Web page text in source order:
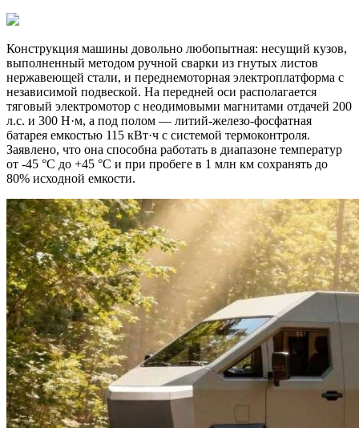
Конструкция машины довольно любопытная: несущий кузов,
выполненный методом ручной сварки из гнутых листов
нержавеющей стали, и переднемоторная электроплатформа с
независимой подвеской. На передней оси располагается
тяговый электромотор с неодимовыми магнитами отдачей 200
л.с. и 300 Н·м, а под полом — литий-железо-фосфатная
батарея емкостью 115 кВт·ч с системой термоконтроля.
Заявлено, что она способна работать в диапазоне температур
от -45 °C до +45 °C и при пробеге в 1 млн км сохранять до
80% исходной емкости.